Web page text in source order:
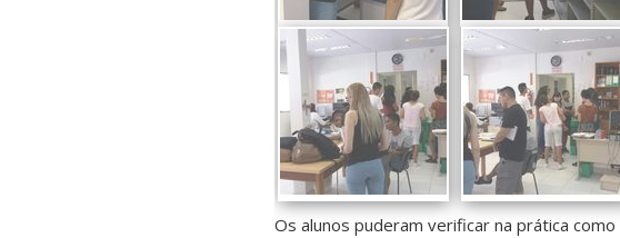
Os alunos puderam verificar na prática